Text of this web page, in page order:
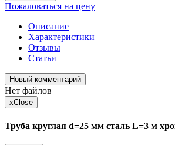
Пожаловаться на цену
Описание
Характеристики
Отзывы
Статьи
Новый комментарий
Нет файлов
xClose
Труба круглая d=25 мм сталь L=3 м